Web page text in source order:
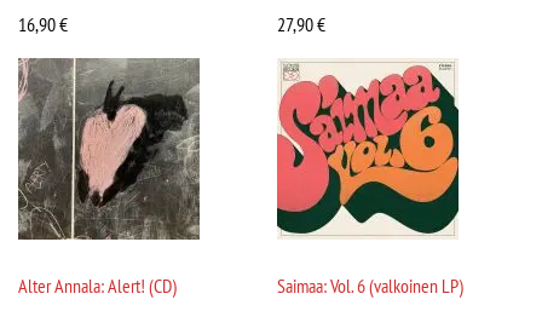
16,90€ 27,90€
Alter Annala: Alert! (CD)
Saimaa: Vol. 6 (valkoinen LP)